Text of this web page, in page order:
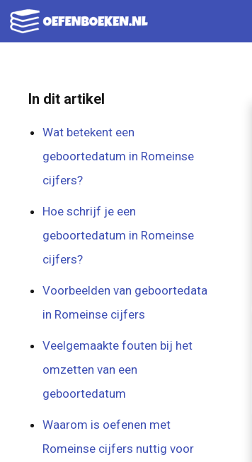
Ga
naar
In dit artikel
Wat betekent een
geboortedatum in Romeinse
cijfers?
Hoe schrijf je een
geboortedatum in Romeinse
cijfers?
Voorbeelden van geboortedata
in Romeinse cijfers
Veelgemaakte fouten bij het
omzetten van een
geboortedatum
Waarom is oefenen met
Romeinse cijfers nuttig voor